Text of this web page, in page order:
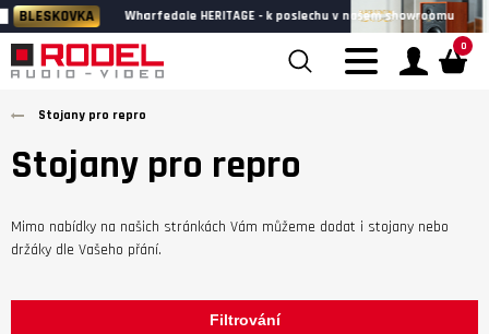
BLESKOVKA Wharfedale HERITAGE - k poslechu v našem showroomu
0
Stojany pro repro
Stojany pro repro
Mimo nabídky na našich stránkách Vám můžeme dodat i stojany nebo
držáky dle Vašeho přání.
Filtrování